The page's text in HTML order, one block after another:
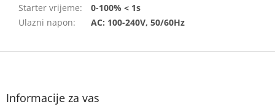
Starter vrijeme:
0-100% < 1s
Ulazni napon: AC: 100-240V, 50/60Hz
F
Informacije za vas